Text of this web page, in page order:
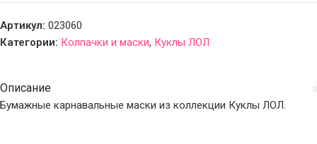
Артикул: 023060
Категории: Колпачки и маски, Куклы ЛОЛ
Описание
Бумажные карнавальные маски из коллекции Куклы ЛОЛ.